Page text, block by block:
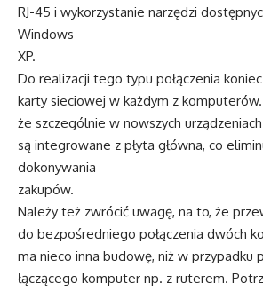
RJ-45 i wykorzystanie narzędzi
Windows
XP.
Do realizacji tego typu połączenia
karty sieciowej w każdym z
że szczególnie w nowszych
są integrowane z płyta główna, co
dokonywania
zakupów.
Należy też zwrócić uwagę, na to, że
do bezpośredniego połączenia dwóch
ma nieco inna budowę, niż w przypadku
łączącego komputer np. z ruterem.